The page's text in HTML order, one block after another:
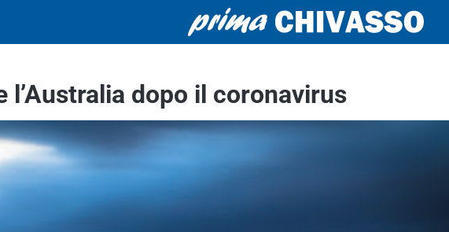
l’Australia dopo il coronavirus